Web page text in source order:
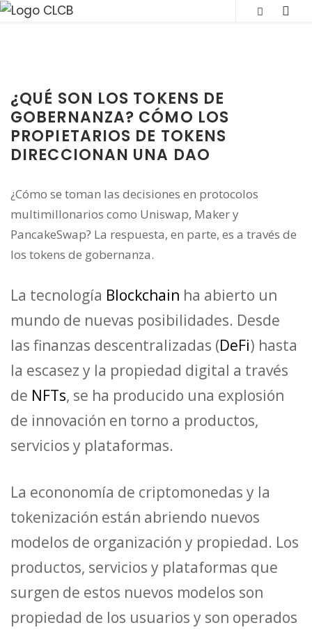
S
¿QUÉ SON LOS TOKENS DE
GOBERNANZA? CÓMO LOS
PROPIETARIOS DE TOKENS
DIRECCIONAN UNA DAO
¿Cómo se toman las decisiones en protocolos
multimillonarios como Uniswap, Maker y
PancakeSwap? La respuesta, en parte, es a través de
los tokens de gobernanza.
La tecnología Blockchain ha abierto un
mundo de nuevas posibilidades. Desde
las finanzas descentralizadas (DeFi) hasta
la escasez y la propiedad digital a través
de NFTs, se ha producido una explosión
de innovación en torno a productos,
servicios y plataformas.
La econonomía de criptomonedas y la
tokenización están abriendo nuevos
modelos de organización y propiedad. Los
productos, servicios y plataformas que
surgen de estos nuevos modelos son
propiedad de los usuarios y son operados